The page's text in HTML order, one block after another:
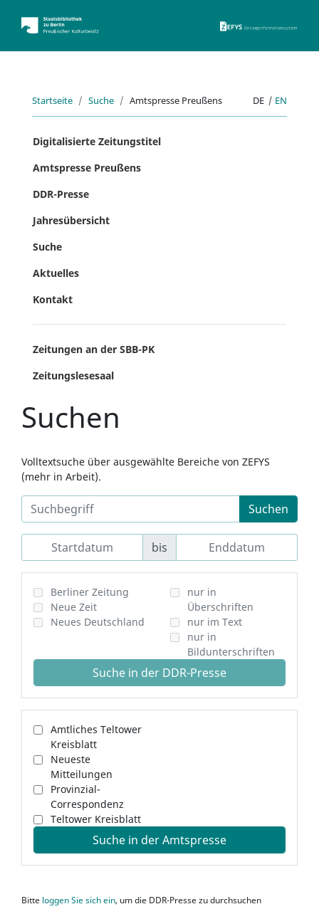
Startseite Suche Amtspresse Preußens DE | EN
Digitalisierte Zeitungstitel
Amtspresse Preußens
DDR-Presse
Jahresübersicht
Suche
Aktuelles
Kontakt
Zeitungen an der SBB-PK
Zeitungslesesaal
Suchen
Volltextsuche über ausgewählte Bereiche von ZEFYS
(mehr in Arbeit).
Suchen
bis
Berliner Zeitung
Neue Zeit
Neues Deutschland
nur in
Überschriften
nur im Text
nur in
Bildunterschriften
Suche in der DDR-Presse
Amtliches Teltower
Kreisblatt
Neueste
Mitteilungen
Provinzial-
Correspondenz
Teltower Kreisblatt
Suche in der Amtspresse
Bitte loggen Sie sich ein, um die DDR-Presse zu durchsuchen